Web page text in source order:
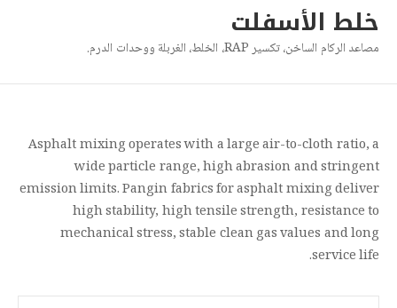
خلط الأسفلت
مصاعد الركام الساخن، تكسير RAP، الخلط، الغربلة ووحدات الدرم.
Asphalt mixing operates with a large air-to-cloth ratio, a
wide particle range, high abrasion and stringent
emission limits. Pangin fabrics for asphalt mixing deliver
high stability, high tensile strength, resistance to
mechanical stress, stable clean gas values and long
service life.